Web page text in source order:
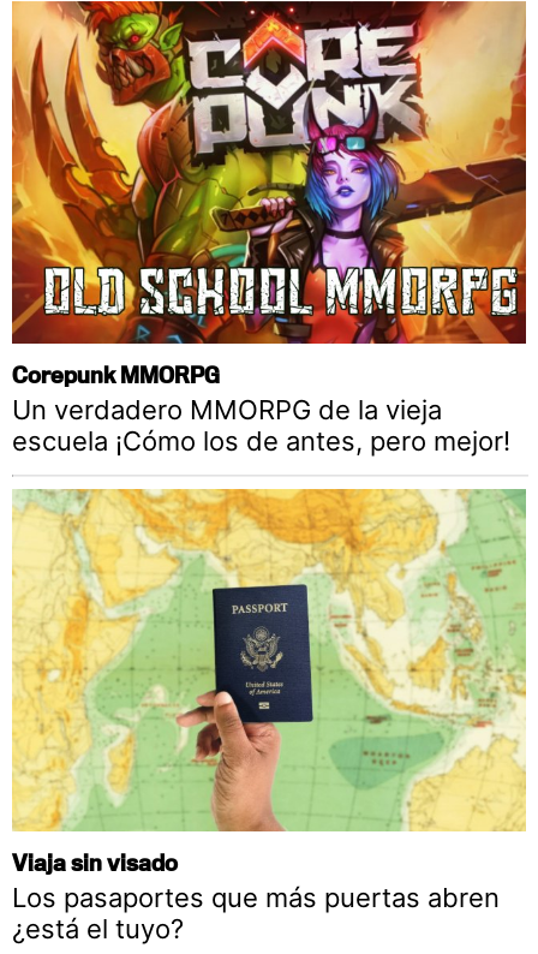
Corepunk MMORPG
Un verdadero MMORPG de la vieja
escuela ¡Cómo los de antes, pero mejor!
Viaja sin visado
Los pasaportes que más puertas abren
¿está el tuyo?